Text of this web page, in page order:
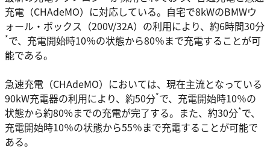
充電（CHAdeMO）に対応している。自宅で8kWのBMWウ
ォール・ボックス（200V/32A）の利用により、約6時間30分
*で、充電開始時10％の状態から80％まで充電することが可
能である。
急速充電（CHAdeMO）においては、現在主流となっている
90kW充電器の利用により、約50分*で、充電開始時10％の
状態から約80%までの充電が完了する。また、約30分*で、
充電開始時10％の状態から55％まで充電することが可能で
ある。